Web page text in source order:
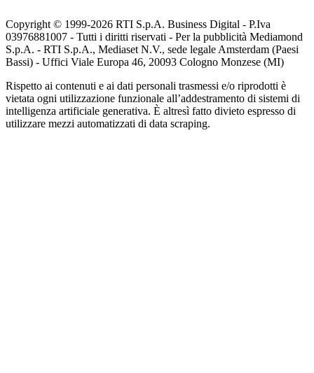
Copyright © 1999-2026 RTI S.p.A. Business Digital - P.Iva
03976881007 - Tutti i diritti riservati - Per la pubblicità Mediamond
S.p.A. - RTI S.p.A., Mediaset N.V., sede legale Amsterdam (Paesi
Bassi) - Uffici Viale Europa 46, 20093 Cologno Monzese (MI)
Rispetto ai contenuti e ai dati personali trasmessi e/o riprodotti è
vietata ogni utilizzazione funzionale all’addestramento di sistemi di
intelligenza artificiale generativa. È altresì fatto divieto espresso di
utilizzare mezzi automatizzati di data scraping.